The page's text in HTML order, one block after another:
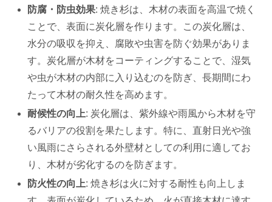
防腐・防虫効果: 焼き杉は、木材の表面を高温で焼く
ことで、表面に炭化層を作ります。この炭化層は、
水分の吸収を抑え、腐敗や虫害を防ぐ効果がありま
す。炭化層が木材をコーティングすることで、湿気
や虫が木材の内部に入り込むのを防ぎ、長期間にわ
たって木材の耐久性を高めます。
耐候性の向上: 炭化層は、紫外線や雨風から木材を守
るバリアの役割を果たします。特に、直射日光や強
い風雨にさらされる外壁材としての利用に適してお
り、木材が劣化するのを防ぎます。
防火性の向上: 焼き杉は火に対する耐性も向上しま